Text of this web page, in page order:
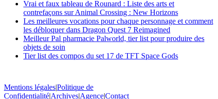
Vrai et faux tableau de Rounard : Liste des arts et
contrefaçons sur Animal Crossing : New Horizons
Les meilleures vocations pour chaque personnage et comment
les débloquer dans Dragon Quest 7 Reimagined
Meilleur Pal pharmacie Palworld, tier list pour produire des
objets de soin
Tier list des compos du set 17 de TFT Space Gods
Mentions légalesPolitique de
ConfidentialitéArchivesAgenceContact